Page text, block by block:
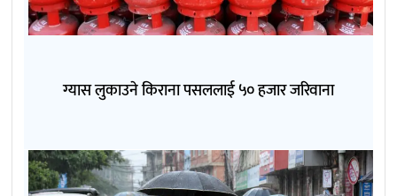
ग्यास लुकाउने किराना पसललाई ५० हजार जरिवाना